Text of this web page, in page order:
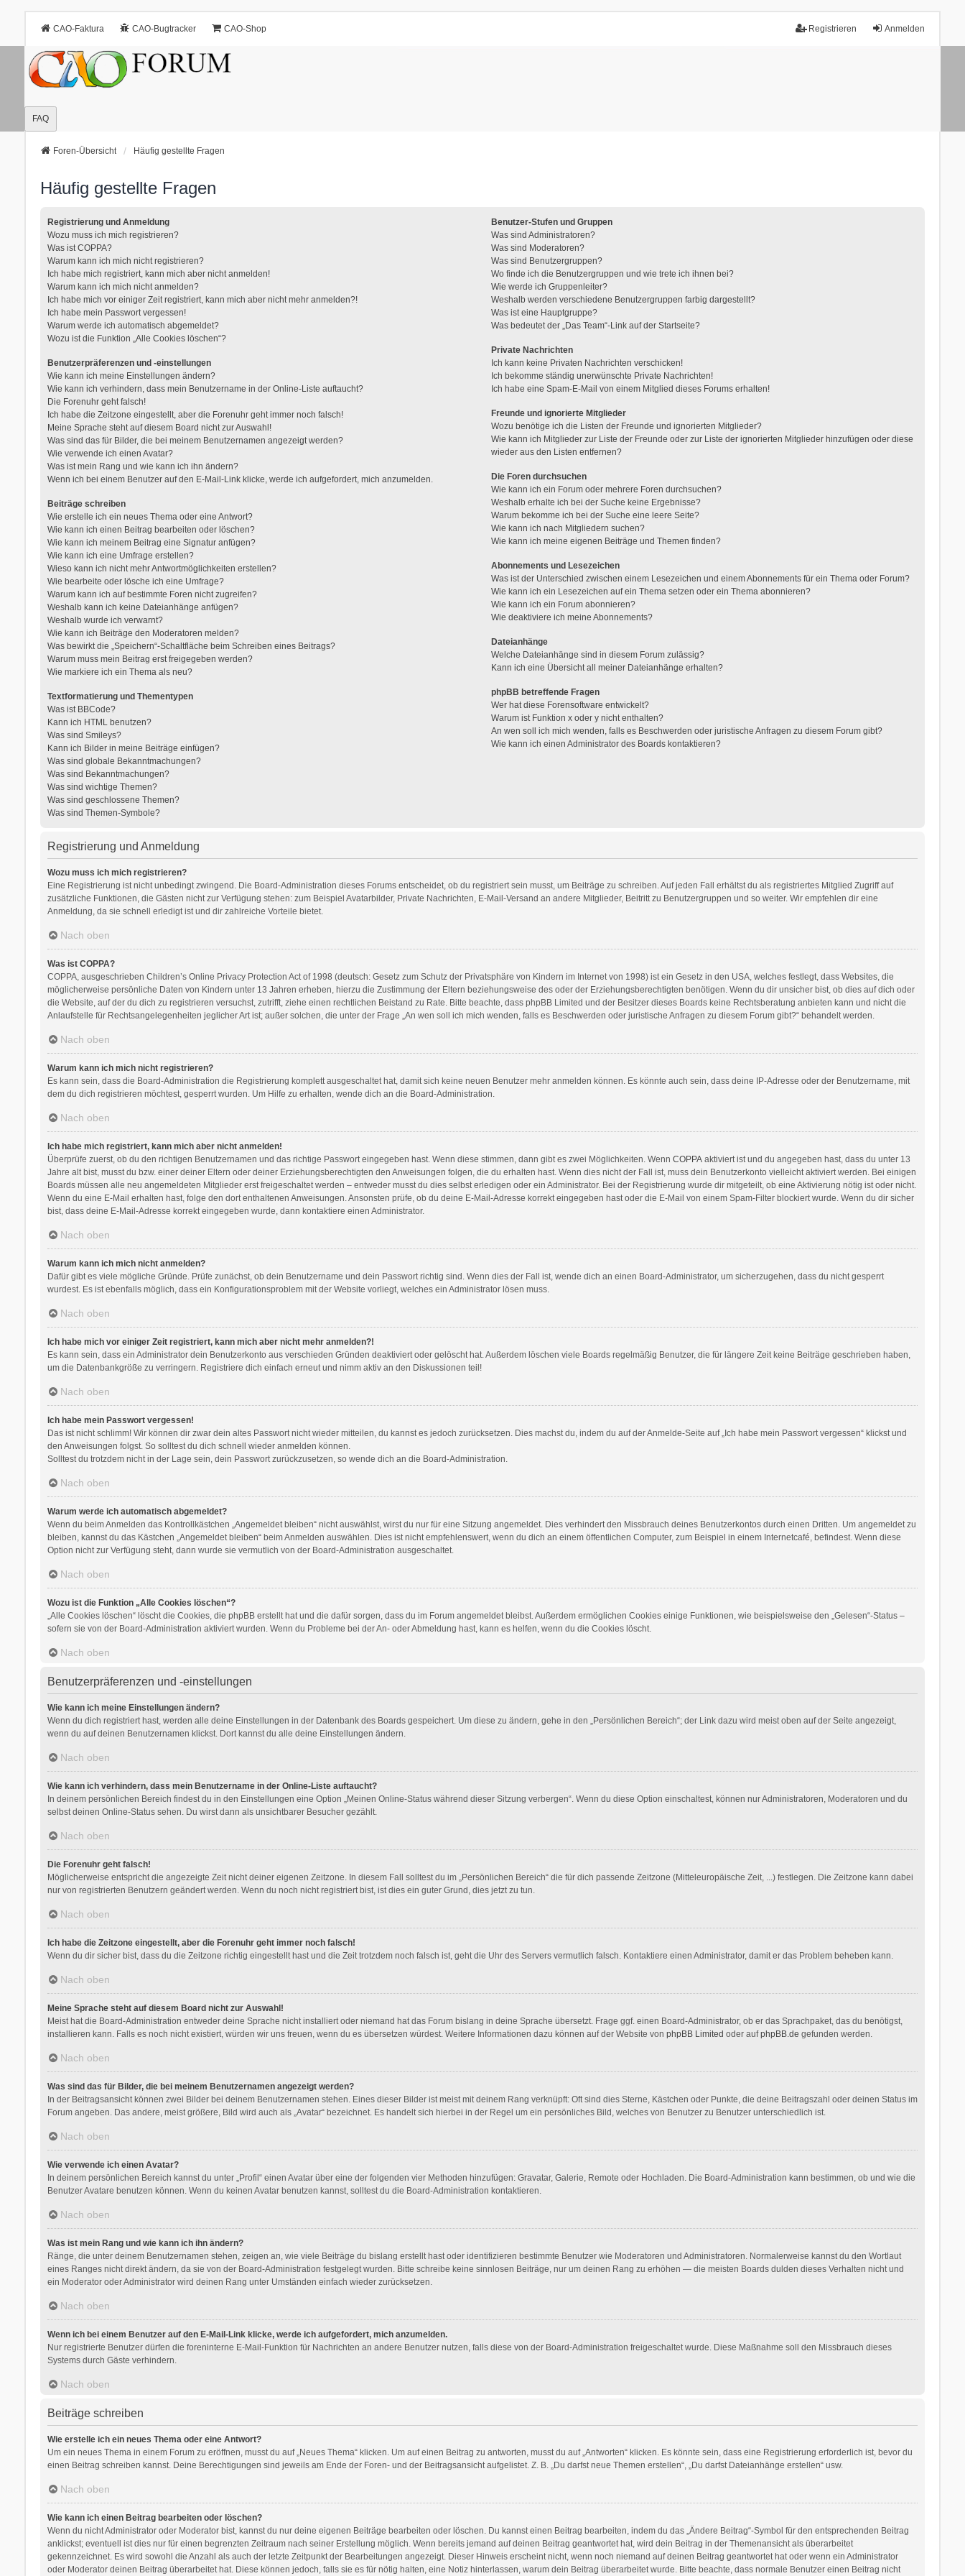
Anmelden
Registrieren
CAO-Faktura CAO-Bugtracker CAO-Shop
FAQ
Foren-Übersicht Häufig gestellte Fragen
Häufig gestellte Fragen
Registrierung und Anmeldung
Wozu muss ich mich registrieren?
Was ist COPPA?
Warum kann ich mich nicht registrieren?
Ich habe mich registriert, kann mich aber nicht anmelden!
Warum kann ich mich nicht anmelden?
Ich habe mich vor einiger Zeit registriert, kann mich aber nicht mehr anmelden?!
Ich habe mein Passwort vergessen!
Warum werde ich automatisch abgemeldet?
Wozu ist die Funktion „Alle Cookies löschen“?
Benutzerpräferenzen und -einstellungen
Wie kann ich meine Einstellungen ändern?
Wie kann ich verhindern, dass mein Benutzername in der Online-Liste auftaucht?
Die Forenuhr geht falsch!
Ich habe die Zeitzone eingestellt, aber die Forenuhr geht immer noch falsch!
Meine Sprache steht auf diesem Board nicht zur Auswahl!
Was sind das für Bilder, die bei meinem Benutzernamen angezeigt werden?
Wie verwende ich einen Avatar?
Was ist mein Rang und wie kann ich ihn ändern?
Wenn ich bei einem Benutzer auf den E-Mail-Link klicke, werde ich aufgefordert, mich anzumelden.
Beiträge schreiben
Wie erstelle ich ein neues Thema oder eine Antwort?
Wie kann ich einen Beitrag bearbeiten oder löschen?
Wie kann ich meinem Beitrag eine Signatur anfügen?
Wie kann ich eine Umfrage erstellen?
Wieso kann ich nicht mehr Antwortmöglichkeiten erstellen?
Wie bearbeite oder lösche ich eine Umfrage?
Warum kann ich auf bestimmte Foren nicht zugreifen?
Weshalb kann ich keine Dateianhänge anfügen?
Weshalb wurde ich verwarnt?
Wie kann ich Beiträge den Moderatoren melden?
Was bewirkt die „Speichern“-Schaltfläche beim Schreiben eines Beitrags?
Warum muss mein Beitrag erst freigegeben werden?
Wie markiere ich ein Thema als neu?
Textformatierung und Thementypen
Was ist BBCode?
Kann ich HTML benutzen?
Was sind Smileys?
Kann ich Bilder in meine Beiträge einfügen?
Was sind globale Bekanntmachungen?
Was sind Bekanntmachungen?
Was sind wichtige Themen?
Was sind geschlossene Themen?
Was sind Themen-Symbole?
Benutzer-Stufen und Gruppen
Was sind Administratoren?
Was sind Moderatoren?
Was sind Benutzergruppen?
Wo finde ich die Benutzergruppen und wie trete ich ihnen bei?
Wie werde ich Gruppenleiter?
Weshalb werden verschiedene Benutzergruppen farbig dargestellt?
Was ist eine Hauptgruppe?
Was bedeutet der „Das Team“-Link auf der Startseite?
Private Nachrichten
Ich kann keine Privaten Nachrichten verschicken!
Ich bekomme ständig unerwünschte Private Nachrichten!
Ich habe eine Spam-E-Mail von einem Mitglied dieses Forums erhalten!
Freunde und ignorierte Mitglieder
Wozu benötige ich die Listen der Freunde und ignorierten Mitglieder?
Wie kann ich Mitglieder zur Liste der Freunde oder zur Liste der ignorierten Mitglieder hinzufügen oder diese
wieder aus den Listen entfernen?
Die Foren durchsuchen
Wie kann ich ein Forum oder mehrere Foren durchsuchen?
Weshalb erhalte ich bei der Suche keine Ergebnisse?
Warum bekomme ich bei der Suche eine leere Seite?
Wie kann ich nach Mitgliedern suchen?
Wie kann ich meine eigenen Beiträge und Themen finden?
Abonnements und Lesezeichen
Was ist der Unterschied zwischen einem Lesezeichen und einem Abonnements für ein Thema oder Forum?
Wie kann ich ein Lesezeichen auf ein Thema setzen oder ein Thema abonnieren?
Wie kann ich ein Forum abonnieren?
Wie deaktiviere ich meine Abonnements?
Dateianhänge
Welche Dateianhänge sind in diesem Forum zulässig?
Kann ich eine Übersicht all meiner Dateianhänge erhalten?
phpBB betreffende Fragen
Wer hat diese Forensoftware entwickelt?
Warum ist Funktion x oder y nicht enthalten?
An wen soll ich mich wenden, falls es Beschwerden oder juristische Anfragen zu diesem Forum gibt?
Wie kann ich einen Administrator des Boards kontaktieren?
Registrierung und Anmeldung
Wozu muss ich mich registrieren?
Eine Registrierung ist nicht unbedingt zwingend. Die Board-Administration dieses Forums entscheidet, ob du registriert sein musst, um Beiträge zu schreiben. Auf jeden Fall erhältst du als registriertes Mitglied Zugriff auf
zusätzliche Funktionen, die Gästen nicht zur Verfügung stehen: zum Beispiel Avatarbilder, Private Nachrichten, E-Mail-Versand an andere Mitglieder, Beitritt zu Benutzergruppen und so weiter. Wir empfehlen dir eine
Anmeldung, da sie schnell erledigt ist und dir zahlreiche Vorteile bietet.
Nach oben
Was ist COPPA?
COPPA, ausgeschrieben Children’s Online Privacy Protection Act of 1998 (deutsch: Gesetz zum Schutz der Privatsphäre von Kindern im Internet von 1998) ist ein Gesetz in den USA, welches festlegt, dass Websites, die
möglicherweise persönliche Daten von Kindern unter 13 Jahren erheben, hierzu die Zustimmung der Eltern beziehungsweise des oder der Erziehungsberechtigten benötigen. Wenn du dir unsicher bist, ob dies auf dich oder
die Website, auf der du dich zu registrieren versuchst, zutrifft, ziehe einen rechtlichen Beistand zu Rate. Bitte beachte, dass phpBB Limited und der Besitzer dieses Boards keine Rechtsberatung anbieten kann und nicht die
Anlaufstelle für Rechtsangelegenheiten jeglicher Art ist; außer solchen, die unter der Frage „An wen soll ich mich wenden, falls es Beschwerden oder juristische Anfragen zu diesem Forum gibt?“ behandelt werden.
Nach oben
Warum kann ich mich nicht registrieren?
Es kann sein, dass die Board-Administration die Registrierung komplett ausgeschaltet hat, damit sich keine neuen Benutzer mehr anmelden können. Es könnte auch sein, dass deine IP-Adresse oder der Benutzername, mit
dem du dich registrieren möchtest, gesperrt wurden. Um Hilfe zu erhalten, wende dich an die Board-Administration.
Nach oben
Ich habe mich registriert, kann mich aber nicht anmelden!
Überprüfe zuerst, ob du den richtigen Benutzernamen und das richtige Passwort eingegeben hast. Wenn diese stimmen, dann gibt es zwei Möglichkeiten. Wenn COPPAaktiviert ist und du angegeben hast, dass du unter 13
Jahre alt bist, musst du bzw. einer deiner Eltern oder deiner Erziehungsberechtigten den Anweisungen folgen, die du erhalten hast. Wenn dies nicht der Fall ist, muss dein Benutzerkonto vielleicht aktiviert werden. Bei einigen
Boards müssen alle neu angemeldeten Mitglieder erst freigeschaltet werden – entweder musst du dies selbst erledigen oder ein Administrator. Bei der Registrierung wurde dir mitgeteilt, ob eine Aktivierung nötig ist oder nicht.
Wenn du eine E-Mail erhalten hast, folge den dort enthaltenen Anweisungen. Ansonsten prüfe, ob du deine E-Mail-Adresse korrekt eingegeben hast oder die E-Mail von einem Spam-Filter blockiert wurde. Wenn du dir sicher
bist, dass deine E-Mail-Adresse korrekt eingegeben wurde, dann kontaktiere einen Administrator.
Nach oben
Warum kann ich mich nicht anmelden?
Dafür gibt es viele mögliche Gründe. Prüfe zunächst, ob dein Benutzername und dein Passwort richtig sind. Wenn dies der Fall ist, wende dich an einen Board-Administrator, um sicherzugehen, dass du nicht gesperrt
wurdest. Es ist ebenfalls möglich, dass ein Konfigurationsproblem mit der Website vorliegt, welches ein Administrator lösen muss.
Nach oben
Ich habe mich vor einiger Zeit registriert, kann mich aber nicht mehr anmelden?!
Es kann sein, dass ein Administrator dein Benutzerkonto aus verschieden Gründen deaktiviert oder gelöscht hat. Außerdem löschen viele Boards regelmäßig Benutzer, die für längere Zeit keine Beiträge geschrieben haben,
um die Datenbankgröße zu verringern. Registriere dich einfach erneut und nimm aktiv an den Diskussionen teil!
Nach oben
Ich habe mein Passwort vergessen!
Das ist nicht schlimm! Wir können dir zwar dein altes Passwort nicht wieder mitteilen, du kannst es jedoch zurücksetzen. Dies machst du, indem du auf der Anmelde-Seite auf „Ich habe mein Passwort vergessen“ klickst und
den Anweisungen folgst. So solltest du dich schnell wieder anmelden können.
Solltest du trotzdem nicht in der Lage sein, dein Passwort zurückzusetzen, so wende dich an die Board-Administration.
Nach oben
Warum werde ich automatisch abgemeldet?
Wenn du beim Anmelden das Kontrollkästchen „Angemeldet bleiben“ nicht auswählst, wirst du nur für eine Sitzung angemeldet. Dies verhindert den Missbrauch deines Benutzerkontos durch einen Dritten. Um angemeldet zu
bleiben, kannst du das Kästchen „Angemeldet bleiben“ beim Anmelden auswählen. Dies ist nicht empfehlenswert, wenn du dich an einem öffentlichen Computer, zum Beispiel in einem Internetcafé, befindest. Wenn diese
Option nicht zur Verfügung steht, dann wurde sie vermutlich von der Board-Administration ausgeschaltet.
Nach oben
Wozu ist die Funktion „Alle Cookies löschen“?
„Alle Cookies löschen“ löscht die Cookies, die phpBB erstellt hat und die dafür sorgen, dass du im Forum angemeldet bleibst. Außerdem ermöglichen Cookies einige Funktionen, wie beispielsweise den „Gelesen“-Status –
sofern sie von der Board-Administration aktiviert wurden. Wenn du Probleme bei der An- oder Abmeldung hast, kann es helfen, wenn du die Cookies löscht.
Nach oben
Benutzerpräferenzen und -einstellungen
Wie kann ich meine Einstellungen ändern?
Wenn du dich registriert hast, werden alle deine Einstellungen in der Datenbank des Boards gespeichert. Um diese zu ändern, gehe in den „Persönlichen Bereich“; der Link dazu wird meist oben auf der Seite angezeigt,
wenn du auf deinen Benutzernamen klickst. Dort kannst du alle deine Einstellungen ändern.
Nach oben
Wie kann ich verhindern, dass mein Benutzername in der Online-Liste auftaucht?
In deinem persönlichen Bereich findest du in den Einstellungen eine Option „Meinen Online-Status während dieser Sitzung verbergen“. Wenn du diese Option einschaltest, können nur Administratoren, Moderatoren und du
selbst deinen Online-Status sehen. Du wirst dann als unsichtbarer Besucher gezählt.
Nach oben
Die Forenuhr geht falsch!
Möglicherweise entspricht die angezeigte Zeit nicht deiner eigenen Zeitzone. In diesem Fall solltest du im „Persönlichen Bereich“ die für dich passende Zeitzone (Mitteleuropäische Zeit, ...) festlegen. Die Zeitzone kann dabei
nur von registrierten Benutzern geändert werden. Wenn du noch nicht registriert bist, ist dies ein guter Grund, dies jetzt zu tun.
Nach oben
Ich habe die Zeitzone eingestellt, aber die Forenuhr geht immer noch falsch!
Wenn du dir sicher bist, dass du die Zeitzone richtig eingestellt hast und die Zeit trotzdem noch falsch ist, geht die Uhr des Servers vermutlich falsch. Kontaktiere einen Administrator, damit er das Problem beheben kann.
Nach oben
Meine Sprache steht auf diesem Board nicht zur Auswahl!
Meist hat die Board-Administration entweder deine Sprache nicht installiert oder niemand hat das Forum bislang in deine Sprache übersetzt. Frage ggf. einen Board-Administrator, ob er das Sprachpaket, das du benötigst,
installieren kann. Falls es noch nicht existiert, würden wir uns freuen, wenn du es übersetzen würdest. Weitere Informationen dazu können auf der Website von phpBB Limited oder aufphpBB.de gefunden werden.
Nach oben
Was sind das für Bilder, die bei meinem Benutzernamen angezeigt werden?
In der Beitragsansicht können zwei Bilder bei deinem Benutzernamen stehen. Eines dieser Bilder ist meist mit deinem Rang verknüpft: Oft sind dies Sterne, Kästchen oder Punkte, die deine Beitragszahl oder deinen Status im
Forum angeben. Das andere, meist größere, Bild wird auch als „Avatar“ bezeichnet. Es handelt sich hierbei in der Regel um ein persönliches Bild, welches von Benutzer zu Benutzer unterschiedlich ist.
Nach oben
Wie verwende ich einen Avatar?
In deinem persönlichen Bereich kannst du unter „Profil“ einen Avatar über eine der folgenden vier Methoden hinzufügen: Gravatar, Galerie, Remote oder Hochladen. Die Board-Administration kann bestimmen, ob und wie die
Benutzer Avatare benutzen können. Wenn du keinen Avatar benutzen kannst, solltest du die Board-Administration kontaktieren.
Nach oben
Was ist mein Rang und wie kann ich ihn ändern?
Ränge, die unter deinem Benutzernamen stehen, zeigen an, wie viele Beiträge du bislang erstellt hast oder identifizieren bestimmte Benutzer wie Moderatoren und Administratoren. Normalerweise kannst du den Wortlaut
eines Ranges nicht direkt ändern, da sie von der Board-Administration festgelegt wurden. Bitte schreibe keine sinnlosen Beiträge, nur um deinen Rang zu erhöhen — die meisten Boards dulden dieses Verhalten nicht und
ein Moderator oder Administrator wird deinen Rang unter Umständen einfach wieder zurücksetzen.
Nach oben
Wenn ich bei einem Benutzer auf den E-Mail-Link klicke, werde ich aufgefordert, mich anzumelden.
Nur registrierte Benutzer dürfen die foreninterne E-Mail-Funktion für Nachrichten an andere Benutzer nutzen, falls diese von der Board-Administration freigeschaltet wurde. Diese Maßnahme soll den Missbrauch dieses
Systems durch Gäste verhindern.
Nach oben
Beiträge schreiben
Wie erstelle ich ein neues Thema oder eine Antwort?
Um ein neues Thema in einem Forum zu eröffnen, musst du auf „Neues Thema“ klicken. Um auf einen Beitrag zu antworten, musst du auf „Antworten“ klicken. Es könnte sein, dass eine Registrierung erforderlich ist, bevor du
einen Beitrag schreiben kannst. Deine Berechtigungen sind jeweils am Ende der Foren- und der Beitragsansicht aufgelistet. Z. B. „Du darfst neue Themen erstellen“, „Du darfst Dateianhänge erstellen“ usw.
Nach oben
Wie kann ich einen Beitrag bearbeiten oder löschen?
Wenn du nicht Administrator oder Moderator bist, kannst du nur deine eigenen Beiträge bearbeiten oder löschen. Du kannst einen Beitrag bearbeiten, indem du das „Ändere Beitrag“-Symbol für den entsprechenden Beitrag
anklickst; eventuell ist dies nur für einen begrenzten Zeitraum nach seiner Erstellung möglich. Wenn bereits jemand auf deinen Beitrag geantwortet hat, wird dein Beitrag in der Themenansicht als überarbeitet
gekennzeichnet. Es wird sowohl die Anzahl als auch der letzte Zeitpunkt der Bearbeitungen angezeigt. Dieser Hinweis erscheint nicht, wenn noch niemand auf deinen Beitrag geantwortet hat oder wenn ein Administrator
oder Moderator deinen Beitrag überarbeitet hat. Diese können jedoch, falls sie es für nötig halten, eine Notiz hinterlassen, warum dein Beitrag überarbeitet wurde. Bitte beachte, dass normale Benutzer einen Beitrag nicht